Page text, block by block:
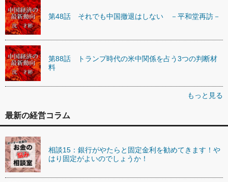
第48話 それでも中国撤退はしない －平和堂再訪－
第88話 トランプ時代の米中関係を占う3つの判断材
料
もっと見る
最新の経営コラム
相談15：銀行がやたらと固定金利を勧めてきます！や
はり固定がよいのでしょうか！